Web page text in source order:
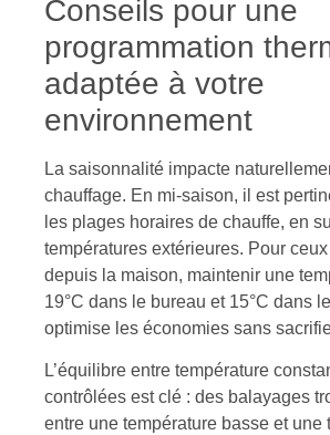
Conseils pour une
programmation
adaptée à votre
environnement
La saisonnalité impacte
chauffage. En mi-saison, il est
les plages horaires de chauffe, en
températures extérieures. Pour
depuis la maison, maintenir une
19°C dans le bureau et 15°C dans
optimise les économies sans
L’équilibre entre température
contrôlées est clé : des balayages
entre une température basse et une